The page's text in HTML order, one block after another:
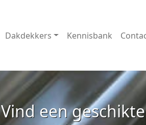
Dakdekkers Kennisbank
Vind een